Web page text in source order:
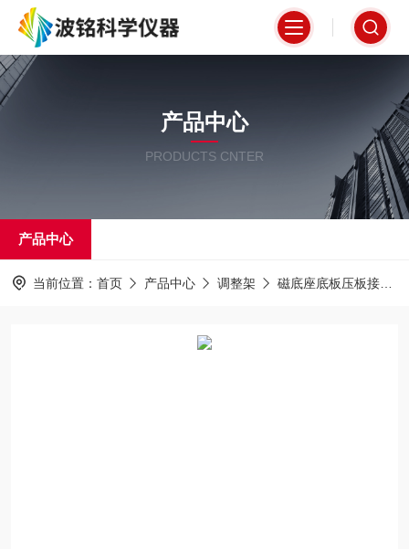
产品中心
PRODUCTS CNTER
产品中心
当前位置： 首页 产品中心 调整架 磁底座底板压板接圈